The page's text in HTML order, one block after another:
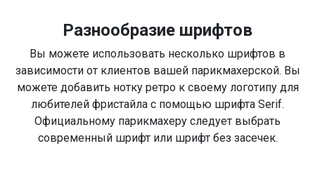
Разнообразие шрифтов
Вы можете использовать несколько шрифтов в
зависимости от клиентов вашей парикмахерской. Вы
можете добавить нотку ретро к своему логотипу для
любителей фристайла с помощью шрифта Serif.
Официальному парикмахеру следует выбрать
современный шрифт или шрифт без засечек.